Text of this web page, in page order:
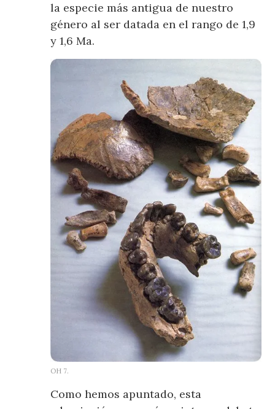
la especie más antigua de nuestro
género al ser datada en el rango de 1,9
y 1,6 Ma.
OH 7.
Como hemos apuntado, esta